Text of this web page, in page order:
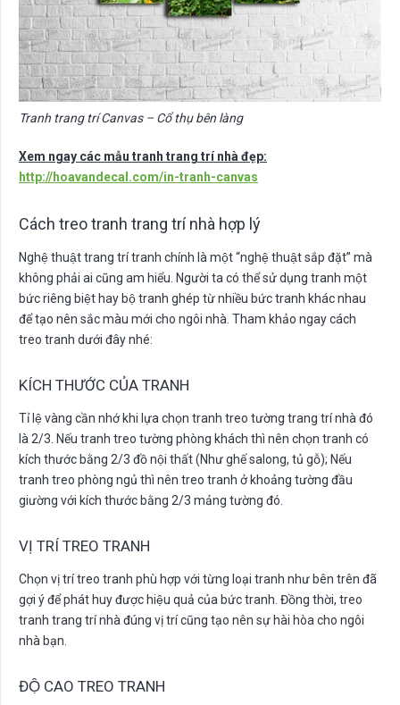
Tranh trang trí Canvas – Cổ thụ bên làng
Xem ngay các mẫu tranh trang trí nhà đẹp:
http://hoavandecal.com/in-tranh-canvas
Cách treo tranh trang trí nhà hợp lý
Nghệ thuật trang trí tranh chính là một “nghệ thuật sắp đặt” mà
không phải ai cũng am hiểu. Người ta có thể sử dụng tranh một
bức riêng biệt hay bộ tranh ghép từ nhiều bức tranh khác nhau
để tạo nên sắc màu mới cho ngôi nhà. Tham khảo ngay cách
treo tranh dưới đây nhé:
KÍCH THƯỚC CỦA TRANH
Tỉ lệ vàng cần nhớ khi lựa chọn tranh treo tường trang trí nhà đó
là 2/3. Nếu tranh treo tường phòng khách thì nên chọn tranh có
kích thước bằng 2/3 đồ nội thất (Như ghế salong, tủ gỗ); Nếu
tranh treo phòng ngủ thì nên treo tranh ở khoảng tường đầu
giường với kích thước bằng 2/3 mảng tường đó.
VỊ TRÍ TREO TRANH
Chọn vị trí treo tranh phù hợp với từng loại tranh như bên trên đã
gợi ý để phát huy được hiệu quả của bức tranh. Đồng thời, treo
tranh trang trí nhà đúng vị trí cũng tạo nên sự hài hòa cho ngôi
nhà bạn.
ĐỘ CAO TREO TRANH